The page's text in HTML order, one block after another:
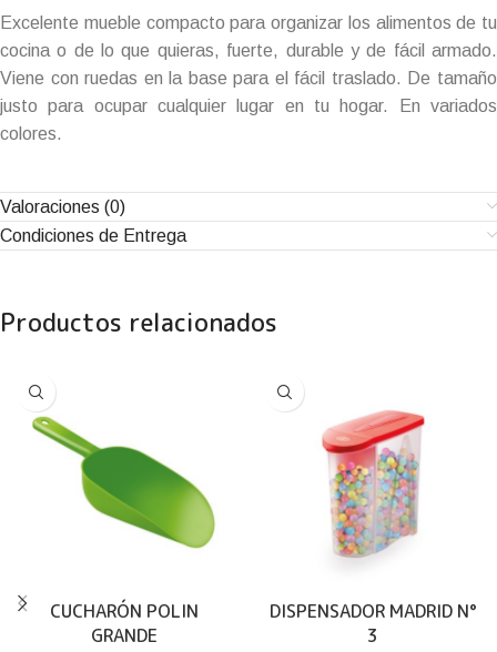
Excelente mueble compacto para organizar los alimentos de tu
cocina o de lo que quieras, fuerte, durable y de fácil armado.
Viene con ruedas en la base para el fácil traslado. De tamaño
justo para ocupar cualquier lugar en tu hogar. En variados
colores.
Valoraciones (0)
Condiciones de Entrega
Productos relacionados
CUCHARÓN POLIN
GRANDE
DISPENSADOR MADRID N°
3